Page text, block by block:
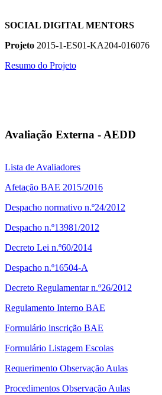
SOCIAL DIGITAL MENTORS
Projeto 2015-1-ES01-KA204-016076
Resumo do Projeto
Avaliação Externa - AEDD
Lista de Avaliadores
Afetação BAE 2015/2016
Despacho normativo n.º24/2012
Despacho n.º13981/2012
Decreto Lei n.º60/2014
Despacho n.º16504-A
Decreto Regulamentar n.º26/2012
Regulamento Interno BAE
Formulário inscrição BAE
Formulário Listagem Escolas
Requerimento Observação Aulas
Procedimentos Observação Aulas